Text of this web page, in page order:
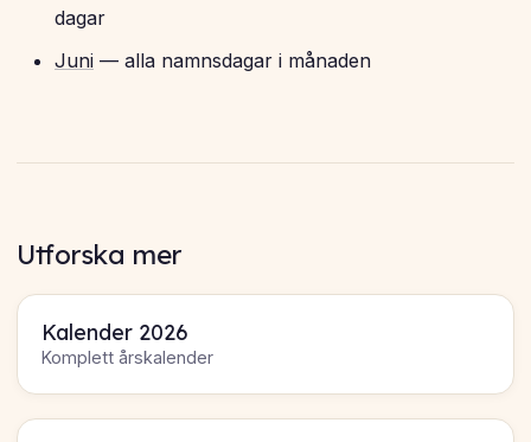
dagar
Juni — alla namnsdagar i månaden
Utforska mer
Kalender 2026
Komplett årskalender